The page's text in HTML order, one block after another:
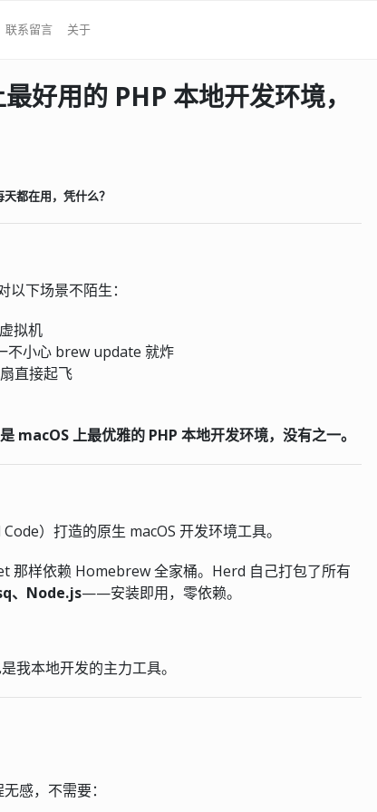
联系留言 关于
好用的 PHP 本地开发环境，
都在用，凭什么？
下场景不陌生：
拟机
不小心 brew update 就炸
直接起飞
macOS 上最优雅的 PHP 本地开发环境，没有之一。
）打造的原生 macOS 开发环境工具。
那样依赖 Homebrew 全家桶。Herd 自己打包了所有
、Node.js——安装即用，零依赖。
我本地开发的主力工具。
感，不需要：